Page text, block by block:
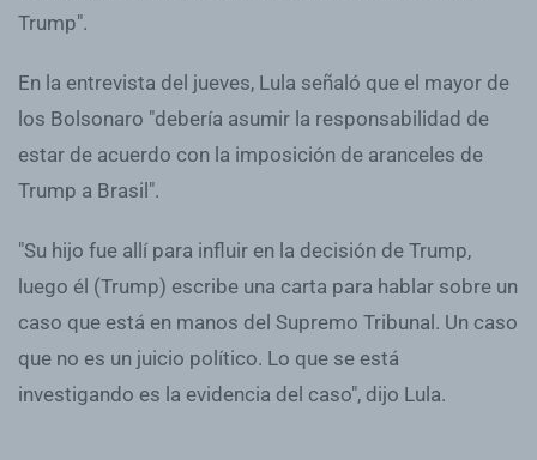
Trump".
En la entrevista del jueves, Lula señaló que el mayor de
los Bolsonaro "debería asumir la responsabilidad de
estar de acuerdo con la imposición de aranceles de
Trump a Brasil".
"Su hijo fue allí para influir en la decisión de Trump,
luego él (Trump) escribe una carta para hablar sobre un
caso que está en manos del Supremo Tribunal. Un caso
que no es un juicio político. Lo que se está
investigando es la evidencia del caso", dijo Lula.